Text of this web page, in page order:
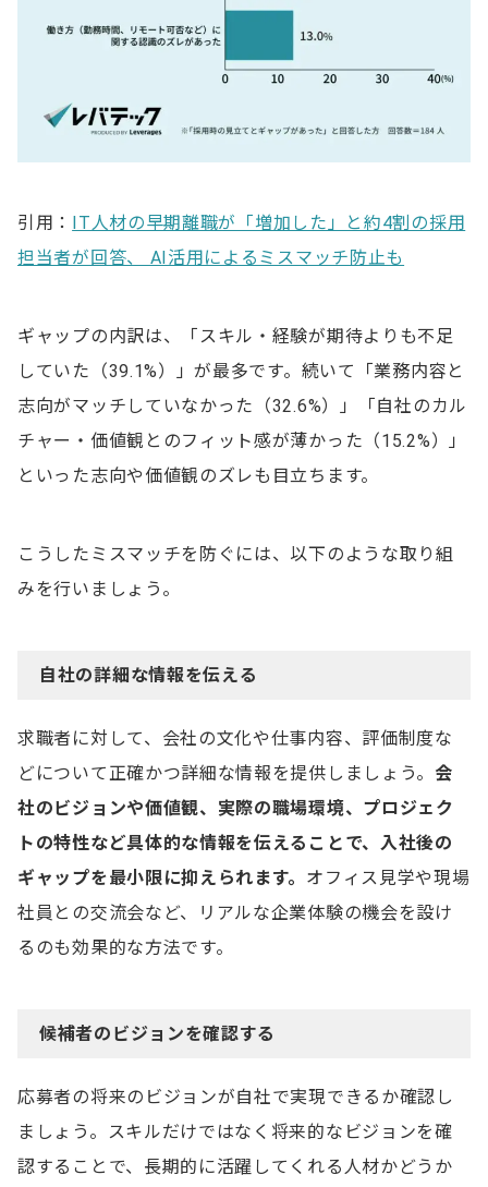
引用： IT人材の早期離職が「増加した」と約4割の採用
担当者が回答、 AI活用によるミスマッチ防止も
ギャップの内訳は、「スキル・経験が期待よりも不足
していた（39.1%）」が最多です。続いて「業務内容と
志向がマッチしていなかった（32.6%）」「自社のカル
チャー・価値観とのフィット感が薄かった（15.2%）」
といった志向や価値観のズレも目立ちます。
こうしたミスマッチを防ぐには、以下のような取り組
みを行いましょう。
自社の詳細な情報を伝える
求職者に対して、会社の文化や仕事内容、評価制度な
どについて正確かつ詳細な情報を提供しましょう。 会
社のビジョンや価値観、実際の職場環境、プロジェク
トの特性など具体的な情報を伝えることで、入社後の
ギャップを最小限に抑えられます。 オフィス見学や現場
社員との交流会など、リアルな企業体験の機会を設け
るのも効果的な方法です。
候補者のビジョンを確認する
応募者の将来のビジョンが自社で実現できるか確認し
ましょう。スキルだけではなく将来的なビジョンを確
認することで、長期的に活躍してくれる人材かどうか